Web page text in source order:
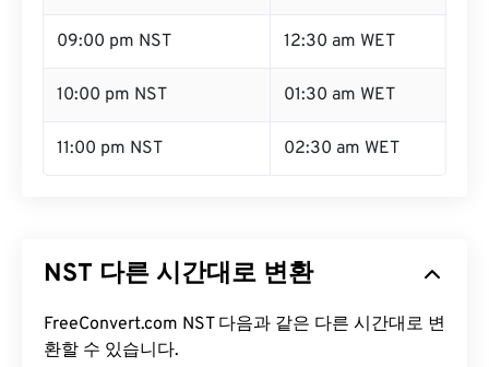
09:00 pm NST 12:30 am WET
10:00 pm NST 01:30 am WET
11:00 pm NST 02:30 am WET
NST 다른 시간대로 변환
FreeConvert.com NST 다음과 같은 다른 시간대로 변
환할 수 있습니다.